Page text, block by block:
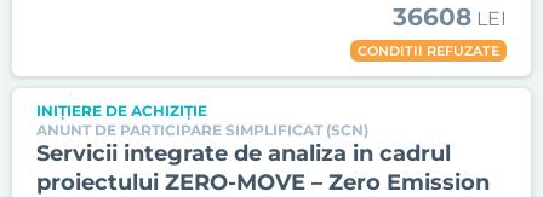
36608 LEI
CONDITII REFUZATE
INIȚIERE DE ACHIZIȚIE
ANUNT DE PARTICIPARE SIMPLIFICAT (SCN)
Servicii integrate de analiza in cadrul
proiectului ZERO-MOVE – Zero Emission